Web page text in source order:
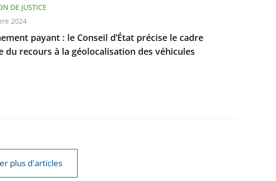
payant : le Conseil d’État précise le cadre
du recours à la géolocalisation des véhicules
DE JUSTICE
2024
plus d'articles